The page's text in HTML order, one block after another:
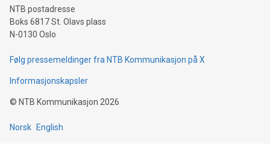
NTB postadresse
Boks 6817 St. Olavs plass
N-0130 Oslo
Følg pressemeldinger fra NTB Kommunikasjon på X
Informasjonskapsler
© NTB Kommunikasjon 2026
Norsk English